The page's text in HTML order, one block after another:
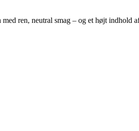
ren, neutral smag – og et højt indhold